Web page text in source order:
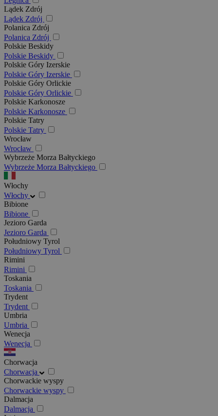
Lądek Zdrój
Lądek Zdrój
Polanica Zdrój
Polanica Zdrój
Polskie Beskidy
Polskie Beskidy
Polskie Góry Izerskie
Polskie Góry Izerskie
Polskie Góry Orlickie
Polskie Góry Orlickie
Polskie Karkonosze
Polskie Karkonosze
Polskie Tatry
Polskie Tatry
Wrocław
Wrocław
Wybrzeże Morza Bałtyckiego
Wybrzeże Morza Bałtyckiego
Włochy
Włochy
Bibione
Bibione
Jezioro Garda
Jezioro Garda
Południowy Tyrol
Południowy Tyrol
Rimini
Rimini
Toskania
Toskania
Trydent
Trydent
Umbria
Umbria
Wenecja
Wenecja
Chorwacja
Chorwacja
Chorwackie wyspy
Chorwackie wyspy
Dalmacja
Dalmacja